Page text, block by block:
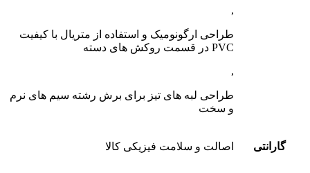
,
طراحی ارگونومیک و استفاده از متریال با کیفیت
PVC در قسمت روکش های دسته
,
طراحی لبه های تیز برای برش رشته سیم های نرم
و سخت
گارانتی اصالت و سلامت فیزیکی کالا